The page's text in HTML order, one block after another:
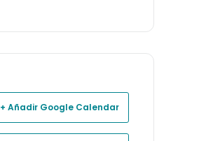
+ Añadir Google Calendar